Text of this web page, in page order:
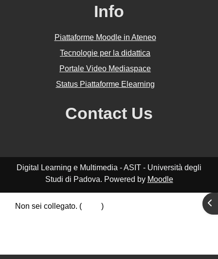
Info
Piattaforme Moodle in Ateneo
Tecnologie per la didattica
Portale Video Mediaspace
Status Piattaforme Elearning
Contact Us
Digital Learning e Multimedia - ASIT - Università degli
Studi di Padova. Powered by Moodle
Non sei collegato. (
)
Passa al tema standard